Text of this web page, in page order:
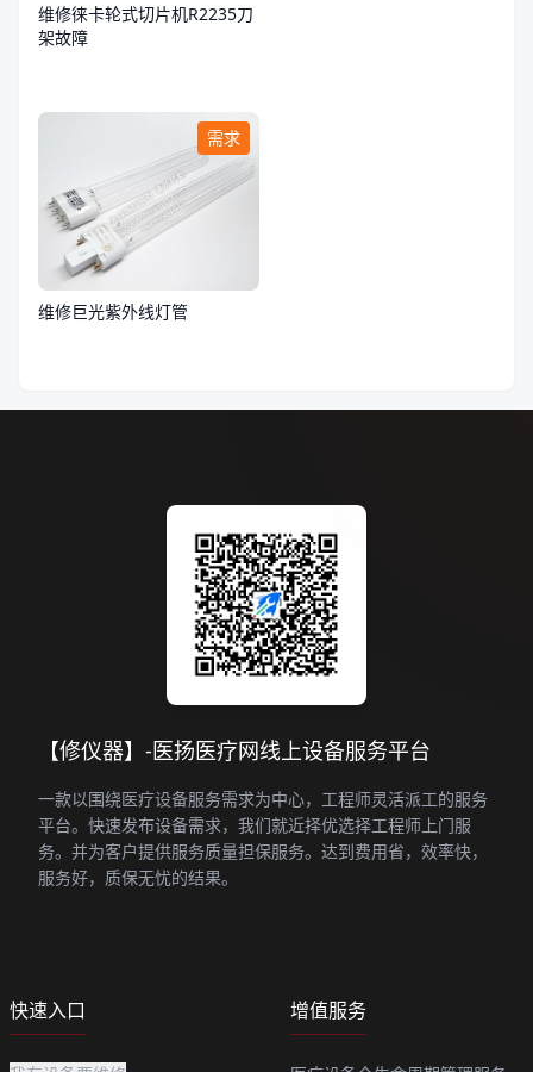
维修徕卡轮式切片机R2235刀
架故障
需求
维修巨光紫外线灯管
【修仪器】-医扬医疗网线上设备服务平台
一款以围绕医疗设备服务需求为中心，工程师灵活派工的服务
平台。快速发布设备需求，我们就近择优选择工程师上门服
务。并为客户提供服务质量担保服务。达到费用省，效率快，
服务好，质保无忧的结果。
快速入口 增值服务